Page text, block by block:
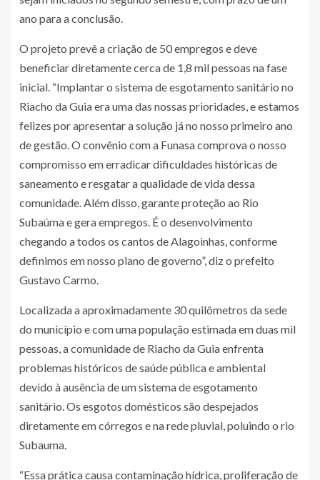
ano para a conclusão.
O projeto prevê a criação de 50 empregos e deve
beneficiar diretamente cerca de 1,8 mil pessoas na fase
inicial. “Implantar o sistema de esgotamento sanitário no
Riacho da Guia era uma das nossas prioridades, e estamos
felizes por apresentar a solução já no nosso primeiro ano
de gestão. O convênio com a Funasa comprova o nosso
compromisso em erradicar dificuldades históricas de
saneamento e resgatar a qualidade de vida dessa
comunidade. Além disso, garante proteção ao Rio
Subaúma e gera empregos. É o desenvolvimento
chegando a todos os cantos de Alagoinhas, conforme
definimos em nosso plano de governo”, diz o prefeito
Gustavo Carmo.
Localizada a aproximadamente 30 quilômetros da sede
do município e com uma população estimada em duas mil
pessoas, a comunidade de Riacho da Guia enfrenta
problemas históricos de saúde pública e ambiental
devido à ausência de um sistema de esgotamento
sanitário. Os esgotos domésticos são despejados
diretamente em córregos e na rede pluvial, poluindo o rio
Subauma.
“Essa prática causa contaminação hídrica, proliferação de